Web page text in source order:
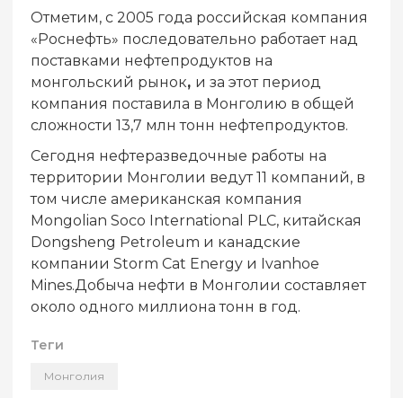
Отметим, с 2005 года российская компания
«Роснефть» последовательно работает над
поставками нефтепродуктов на
монгольский рынок, и за этот период
компания поставила в Монголию в общей
сложности 13,7 млн тонн нефтепродуктов.
Сегодня нефтеразведочные работы на
территории Монголии ведут 11 компаний, в
том числе американская компания
Mongolian Soco International PLC, китайская
Dongsheng Petroleum и канадские
компании Storm Cat Energy и Ivanhoe
Mines.Добыча нефти в Монголии составляет
около одного миллиона тонн в год.
Теги
Монголия